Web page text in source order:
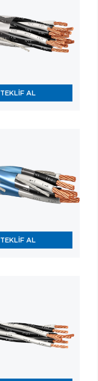
TEKLİF AL
TEKLİF AL